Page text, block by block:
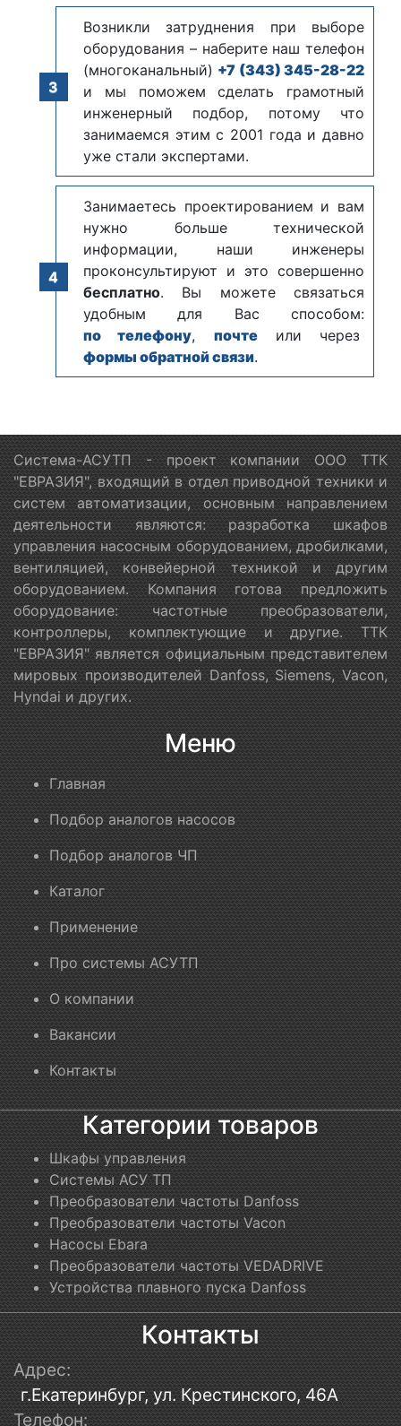
Возникли затруднения при выборе
оборудования – наберите наш телефон
(многоканальный) +7 (343) 345-28-22
и мы поможем сделать грамотный
инженерный подбор, потому что
занимаемся этим с 2001 года и давно
уже стали экспертами.
Занимаетесь проектированием и вам
нужно больше технической
информации, наши инженеры
проконсультируют и это совершенно
бесплатно. Вы можете связаться
удобным для Вас способом:
по телефону, почтеили через
формы обратной связи.
Система-АСУТП - проект компании ООО ТТК
"ЕВРАЗИЯ", входящий в отдел приводной техники и
систем автоматизации, основным направлением
деятельности являются: разработка шкафов
управления насосным оборудованием, дробилками,
вентиляцией, конвейерной техникой и другим
оборудованием. Компания готова предложить
оборудование: частотные преобразователи,
контроллеры, комплектующие и другие. ТТК
"ЕВРАЗИЯ" является официальным представителем
мировых производителей Danfoss, Siemens, Vacon,
Hyndai и других.
Меню
Главная
Подбор аналогов насосов
Подбор аналогов ЧП
Каталог
Применение
Про системы АСУТП
О компании
Вакансии
Контакты
Категории товаров
Шкафы управления
Системы АСУ ТП
Преобразователи частоты Danfoss
Преобразователи частоты Vacon
Насосы Ebara
Преобразователи частоты VEDADRIVE
Устройства плавного пуска Danfoss
Контакты
Адрес:
г.Екатеринбург, ул. Крестинского, 46А
Телефон: